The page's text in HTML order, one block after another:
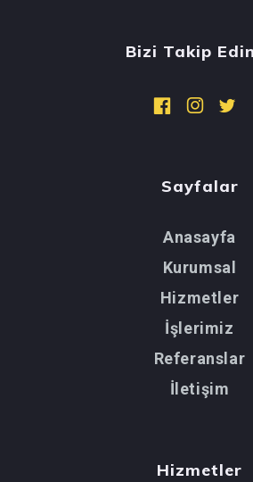
Bizi Takip
Sayfalar
Anasayfa
Kurumsal
Hizmetler
İşlerimiz
Referanslar
İletişim
Hizmetler